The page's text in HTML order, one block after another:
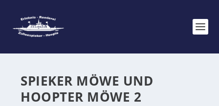
SPIEKER MÖWE UND
HOOPTER MÖWE 2